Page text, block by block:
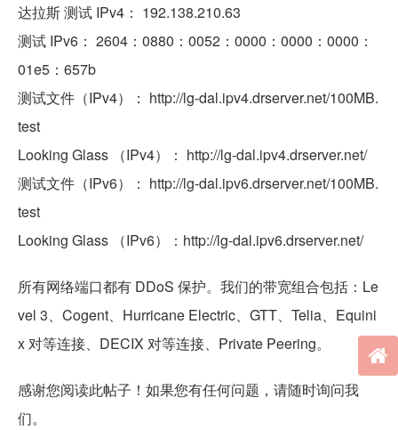
达拉斯 测试 IPv4： 192.138.210.63
测试 IPv6： 2604：0880：0052：0000：0000：0000：
01e5：657b
测试文件（IPv4）： http://lg-dal.ipv4.drserver.net/100MB.
test
Looking Glass （IPv4）： http://lg-dal.ipv4.drserver.net/
测试文件（IPv6）： http://lg-dal.ipv6.drserver.net/100MB.
test
Looking Glass （IPv6）：http://lg-dal.ipv6.drserver.net/
所有网络端口都有 DDoS 保护。我们的带宽组合包括：Le
vel 3、Cogent、Hurricane Electric、GTT、Telia、Equini
x 对等连接、DECIX 对等连接、Private Peering。
感谢您阅读此帖子！如果您有任何问题，请随时询问我
们。